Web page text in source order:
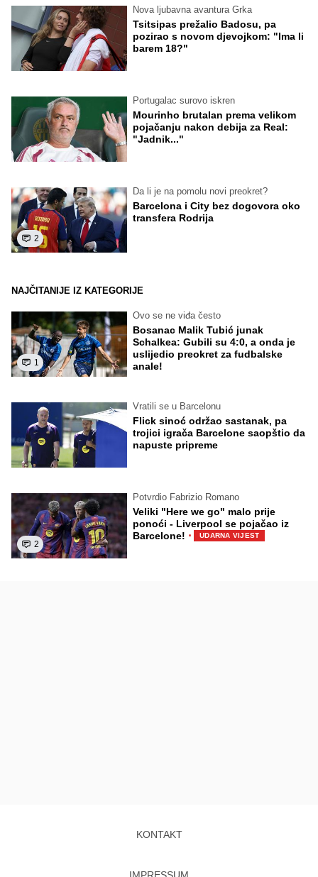
Nova ljubavna avantura Grka
Tsitsipas prežalio Badosu, pa
pozirao s novom djevojkom: "Ima li
barem 18?"
Portugalac surovo iskren
Mourinho brutalan prema velikom
pojačanju nakon debija za Real:
"Jadnik..."
2
Da li je na pomolu novi preokret?
Barcelona i City bez dogovora oko
transfera Rodrija
NAJČITANIJE IZ KATEGORIJE
1
Ovo se ne viđa često
Bosanac Malik Tubić junak
Schalkea: Gubili su 4:0, a onda je
uslijedio preokret za fudbalske
anale!
Vratili se u Barcelonu
Flick sinoć održao sastanak, pa
trojici igrača Barcelone saopštio da
napuste pripreme
2
Potvrdio Fabrizio Romano
Veliki "Here we go" malo prije
ponoći - Liverpool se pojačao iz
Barcelone! · UDARNA VIJEST
KONTAKT
IMPRESSUM